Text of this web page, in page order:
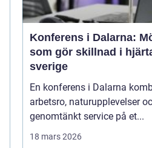
Konferens i Dalarna:
som gör skillnad i
sverige
En konferens i Dalarna
arbetsro, naturupplevelser
genomtänkt service på et...
18 mars 2026